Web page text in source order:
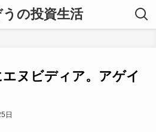
の投資生活
エヌビディア。アゲイ
日